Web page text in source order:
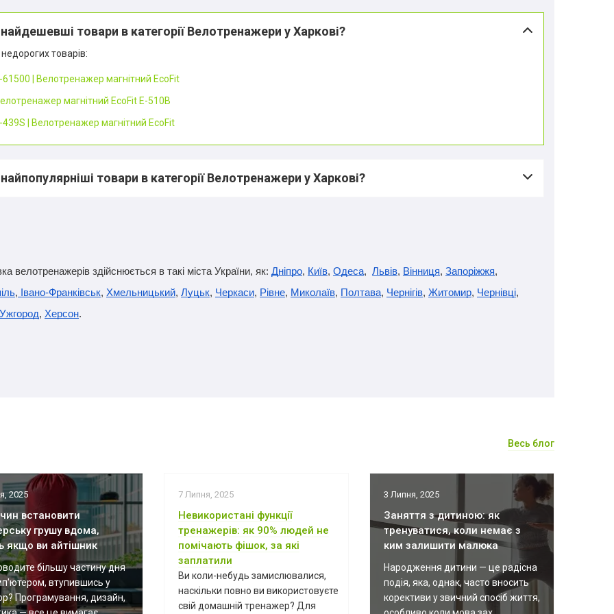
найдешевші товари в категорії Велотренажери у Харкові?
товарів:
61500 | Велотренажер магнітний EcoFit
магнітний EcoFit E-510B
439S | Велотренажер магнітний EcoFit
найпопулярніші товари в категорії Велотренажери у Харкові?
велотренажерів здійснюється в такі міста України, як: Дніпро, Київ, Одеса, Львів, Вінниця, Запоріжжя
, Івано-Франківськ, Хмельницький, Луцьк, Черкаси, Рівне, Миколаїв, Полтава, Чернігів, Житомир, Чернівці
Ужгород, Херсон.
Весь блог
2025
встановити
грушу вдома,
якщо ви айтішник
більшу частину дня
втупившись у
Програмування, дизайн,
7 Липня, 2025
Невикористані функції
тренажерів: як 90% людей не
помічають фішок, за які
заплатили
Ви коли-небудь замислювалися,
наскільки повно ви використовуєте
свій домашній тренажер? Для
3 Липня, 2025
Заняття з дитиною: як
тренуватися, коли немає з
ким залишити малюка
Народження дитини — це радісна
подія, яка, однак, часто вносить
корективи у звичний спосіб життя,